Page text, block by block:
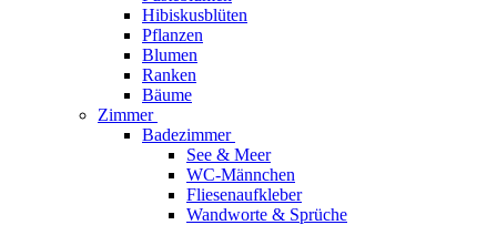
Hibiskusblüten
Pflanzen
Blumen
Ranken
Bäume
Zimmer
Badezimmer
See & Meer
WC-Männchen
Fliesenaufkleber
Wandworte & Sprüche